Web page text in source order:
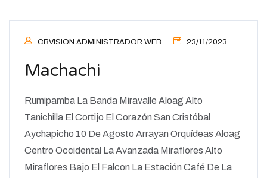
CBVISION ADMINISTRADOR WEB 23/11/2023
Machachi
Rumipamba La Banda Miravalle Aloag Alto
Tanichilla El Cortijo El Corazón San Cristóbal
Aychapicho 10 De Agosto Arrayan Orquídeas Aloag
Centro Occidental La Avanzada Miraflores Alto
Miraflores Bajo El Falcon La Estación Café De La